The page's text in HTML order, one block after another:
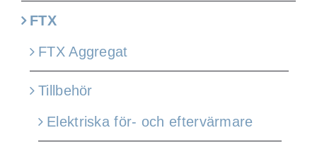
FTX
FTX Aggregat
Tillbehör
Elektriska för- och eftervärmare